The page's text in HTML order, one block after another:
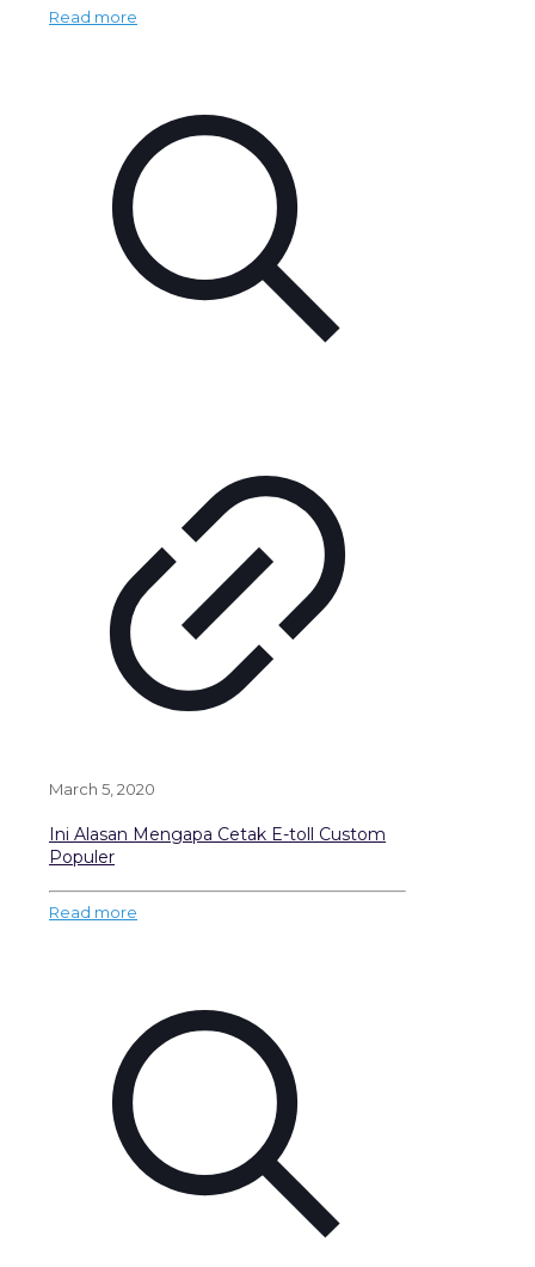
Read more
March 5, 2020
Ini Alasan Mengapa Cetak E-toll Custom
Populer
Read more